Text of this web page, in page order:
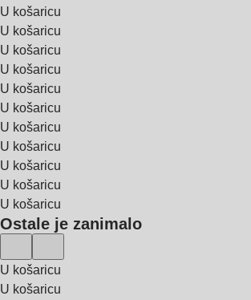
U košaricu
U košaricu
U košaricu
U košaricu
U košaricu
U košaricu
U košaricu
U košaricu
U košaricu
U košaricu
U košaricu
Ostale je zanimalo
U košaricu
U košaricu